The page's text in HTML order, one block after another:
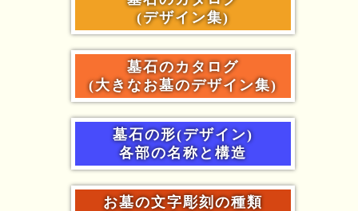
(デザイン集)
墓石のカタログ
(大きなお墓のデザイン集)
墓石の形(デザイン)
各部の名称と構造
お墓の文字彫刻の種類